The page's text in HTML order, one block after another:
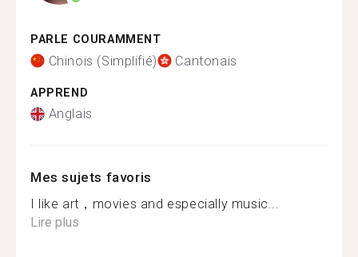
PARLE COURAMMENT
Chinois (Simplifié) Cantonais
APPREND
Anglais
Mes sujets favoris
I like art，movies and especially music...
Lire plus